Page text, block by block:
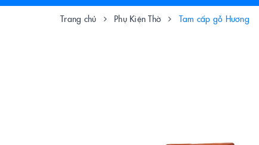
Trang chủ Phụ Kiện Thờ Tam cấp gỗ Hương